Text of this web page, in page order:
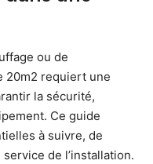
ou de
20m2 requiert une
la sécurité,
Ce guide
à suivre, de
de l’installation.